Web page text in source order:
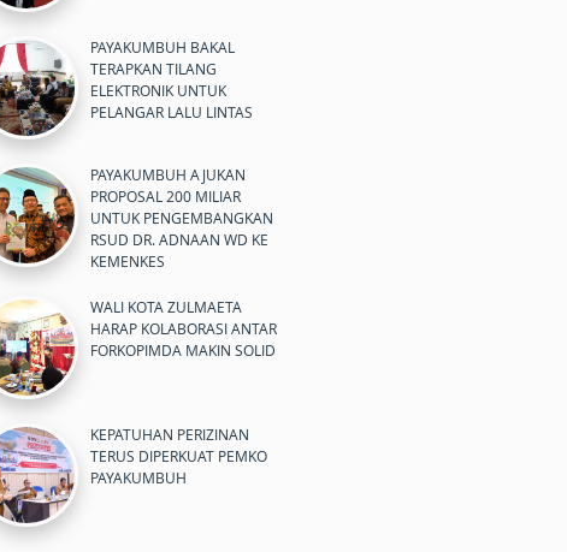
PAYAKUMBUH BAKAL
TERAPKAN TILANG
ELEKTRONIK UNTUK
PELANGAR LALU LINTAS
PAYAKUMBUH AJUKAN
PROPOSAL 200 MILIAR
UNTUK PENGEMBANGKAN
RSUD DR. ADNAAN WD KE
KEMENKES
WALI KOTA ZULMAETA
HARAP KOLABORASI ANTAR
FORKOPIMDA MAKIN SOLID
KEPATUHAN PERIZINAN
TERUS DIPERKUAT PEMKO
PAYAKUMBUH